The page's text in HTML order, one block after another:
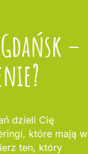
–
dzieli Cię
które mają w
ten, który